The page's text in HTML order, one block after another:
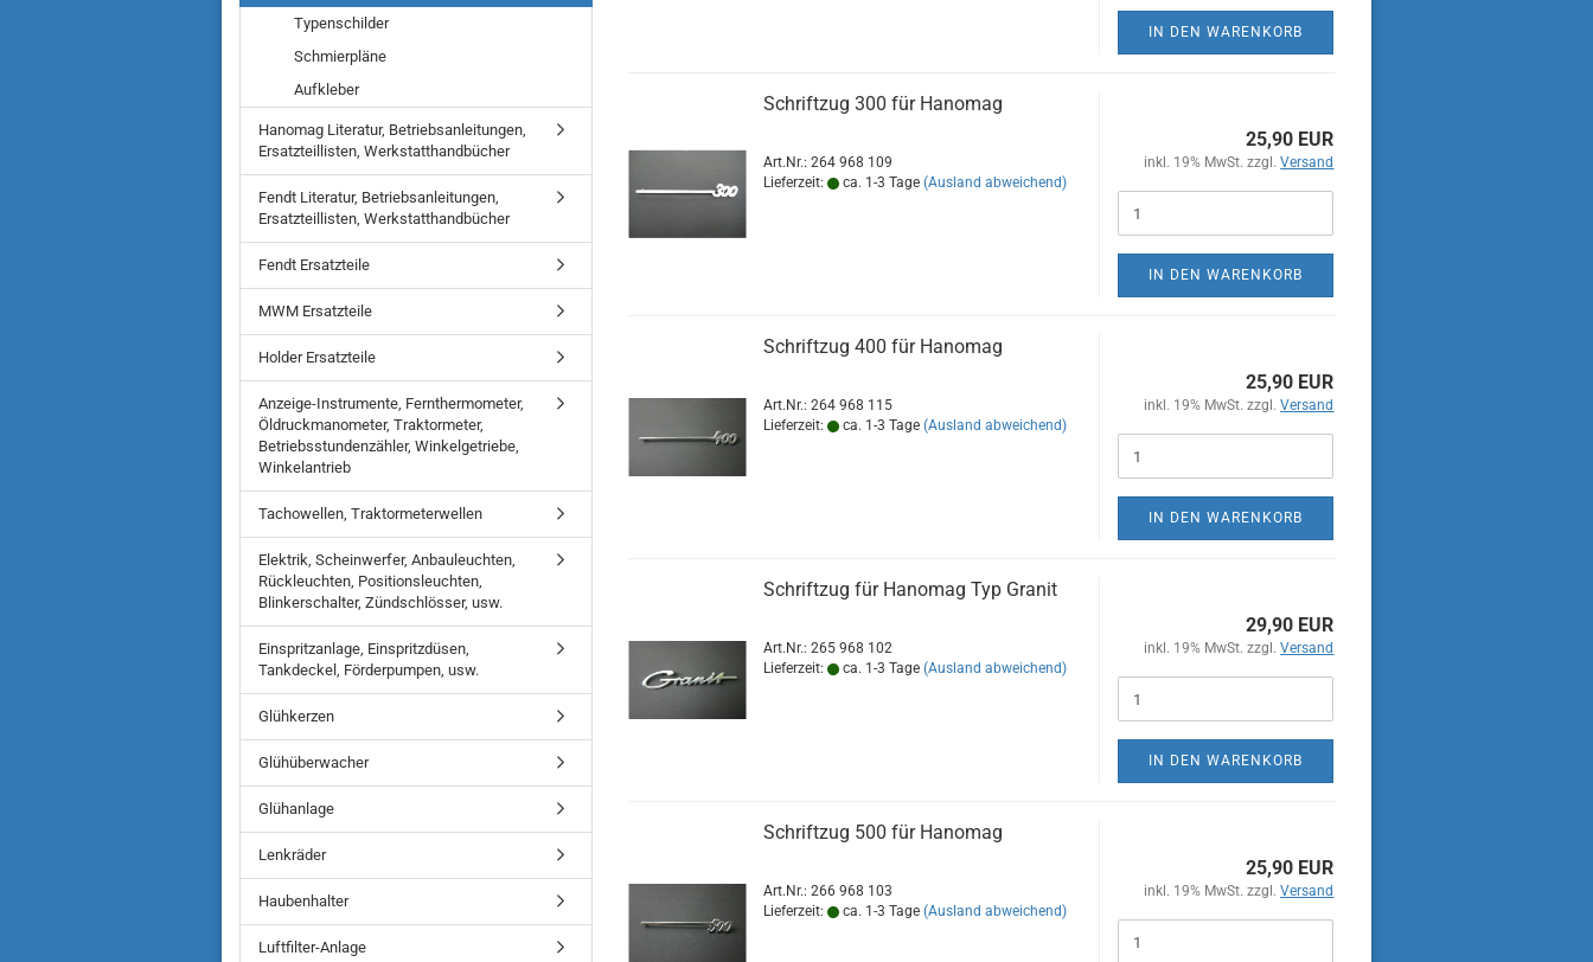
IN DEN WARENKORB
Schriftzug 300 für Hanomag
Art.Nr.: 264 968 109
Lieferzeit:
ca. 1-3 Tage (Ausland abweichend)
25,90 EUR
inkl. 19% MwSt. zzgl.Versand
IN DEN WARENKORB
Schriftzug 400 für Hanomag
Art.Nr.: 264 968 115
Lieferzeit:
ca. 1-3 Tage (Ausland abweichend)
25,90 EUR
inkl. 19% MwSt. zzgl.Versand
IN DEN WARENKORB
Schriftzug für Hanomag Typ Granit
Art.Nr.: 265 968 102
Lieferzeit:
ca. 1-3 Tage (Ausland abweichend)
29,90 EUR
inkl. 19% MwSt. zzgl.Versand
IN DEN WARENKORB
Schriftzug 500 für Hanomag
Art.Nr.: 266 968 103
Lieferzeit:
ca. 1-3 Tage (Ausland abweichend)
25,90 EUR
inkl. 19% MwSt. zzgl.Versand
Typenschilder
Schmierpläne
Aufkleber
Hanomag Literatur, Betriebsanleitungen,
Ersatzteillisten, Werkstatthandbücher
Fendt Literatur, Betriebsanleitungen,
Ersatzteillisten, Werkstatthandbücher
Fendt Ersatzteile
MWM Ersatzteile
Holder Ersatzteile
Anzeige-Instrumente, Fernthermometer,
Öldruckmanometer, Traktormeter,
Betriebsstundenzähler, Winkelgetriebe,
Winkelantrieb
Tachowellen, Traktormeterwellen
Elektrik, Scheinwerfer, Anbauleuchten,
Rückleuchten, Positionsleuchten,
Blinkerschalter, Zündschlösser, usw.
Einspritzanlage, Einspritzdüsen,
Tankdeckel, Förderpumpen, usw.
Glühkerzen
Glühüberwacher
Glühanlage
Lenkräder
Haubenhalter
Luftfilter-Anlage